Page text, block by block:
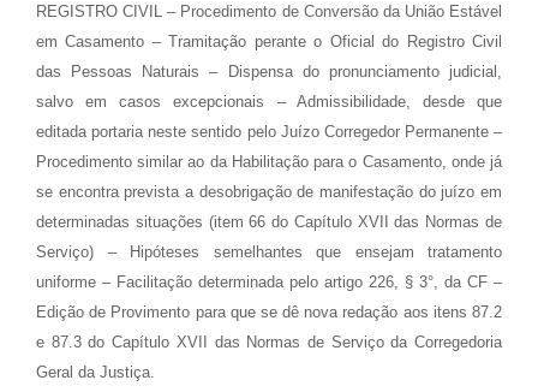
REGISTRO CIVIL – Procedimento de Conversão da União Estável
em Casamento – Tramitação perante o Oficial do Registro Civil
das Pessoas Naturais – Dispensa do pronunciamento judicial,
salvo em casos excepcionais – Admissibilidade, desde que
editada portaria neste sentido pelo Juízo Corregedor Permanente –
Procedimento similar ao da Habilitação para o Casamento, onde já
se encontra prevista a desobrigação de manifestação do juízo em
determinadas situações (item 66 do Capítulo XVII das Normas de
Serviço) – Hipóteses semelhantes que ensejam tratamento
uniforme – Facilitação determinada pelo artigo 226, § 3°, da CF –
Edição de Provimento para que se dê nova redação aos itens 87.2
e 87.3 do Capítulo XVII das Normas de Serviço da Corregedoria
Geral da Justiça.